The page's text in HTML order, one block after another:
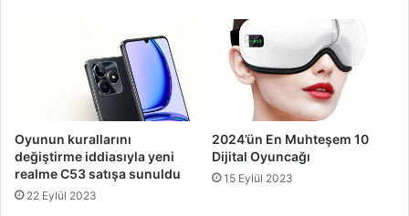
Oyunun kurallarını
değiştirme iddiasıyla yeni
realme C53 satışa sunuldu
22 Eylül 2023
2024’ün En Muhteşem 10
Dijital Oyuncağı
15 Eylül 2023